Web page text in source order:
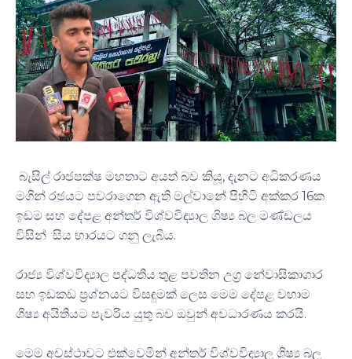
බැසිල් රාජපක්ෂ මහතාට අයත් බව කියූ, දැනට අධිකරණය
මගින් රජයට පවරාගෙන ඇති මල්වානේ පිහිටි අක්කර 16ක
ඉඩම සහ දේපළ අන්තර් විශ්වවිද්‍යාල ශිෂ්‍ය බල මණ්ඩලය
විසින් සිය භාරයට ගනු ලැබීය.
රාජ්‍ය විශ්වවිද්‍යාල පද්ධතිය තුළ පවතින උග්‍ර නේවාසිකාගාර
සහ ඉඩකඩ ප්‍රශ්නයට විසඳුමක් ලෙස මෙම දේපළ වහාම
ශිෂ්‍ය අයිතියට පැවරිය යුතු බව ඔවුන් අවධාරණය කරයි.
මෙම අවස්ථාවට එක්වෙමින් අන්තර් විශ්වවිද්‍යාල ශිෂ්‍ය බල